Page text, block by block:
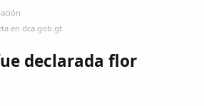
en dca.gob.gt
declarada flor